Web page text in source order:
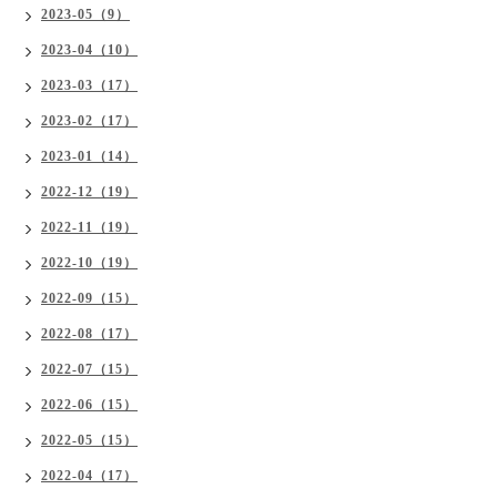
2023-05（9）
2023-04（10）
2023-03（17）
2023-02（17）
2023-01（14）
2022-12（19）
2022-11（19）
2022-10（19）
2022-09（15）
2022-08（17）
2022-07（15）
2022-06（15）
2022-05（15）
2022-04（17）